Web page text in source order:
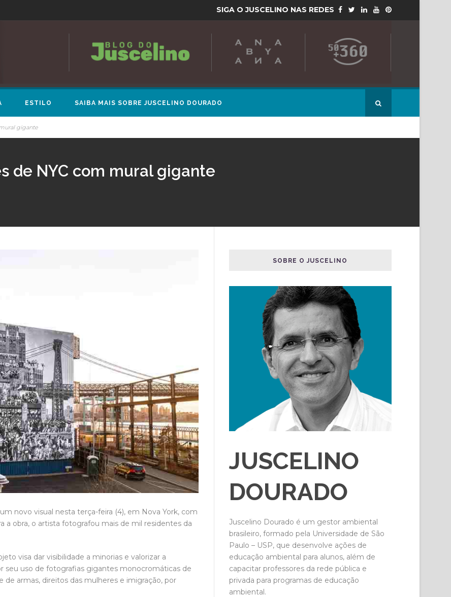
SIGA O JUSCELINO NAS REDES
ESTILO SAIBA MAIS SOBRE JUSCELINO DOURADO
gigante
de NYC com mural gigante
novo visual nesta terça-feira (4), em Nova York, com
a obra, o artista fotografou mais de mil residentes da
visa dar visibilidade a minorias e valorizar a
seu uso de fotografias gigantes monocromáticas de
armas, direitos das mulheres e imigração, por
SOBRE O JUSCELINO
JUSCELINO
DOURADO
Juscelino Dourado é um gestor ambiental
brasileiro, formado pela Universidade de São
Paulo – USP, que desenvolve ações de
educação ambiental para alunos, além de
capacitar professores da rede pública e
privada para programas de educação
ambiental.